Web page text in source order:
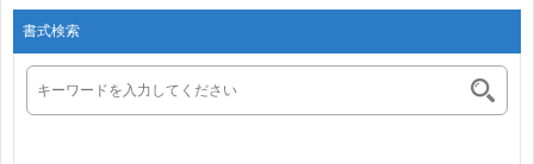
書式検索